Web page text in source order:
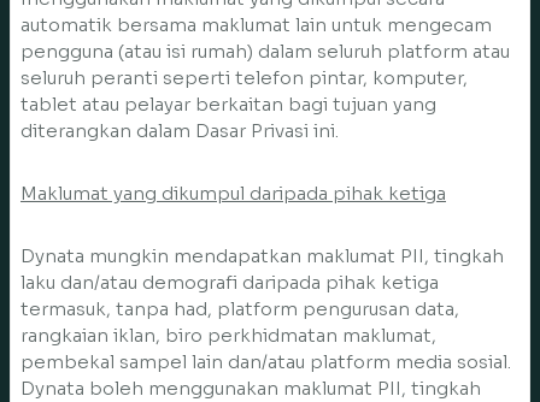
automatik bersama maklumat lain untuk mengecam
pengguna (atau isi rumah) dalam seluruh platform atau
seluruh peranti seperti telefon pintar, komputer,
tablet atau pelayar berkaitan bagi tujuan yang
diterangkan dalam Dasar Privasi ini.
Maklumat yang dikumpul daripada pihak ketiga
Dynata mungkin mendapatkan maklumat PII, tingkah
laku dan/atau demografi daripada pihak ketiga
termasuk, tanpa had, platform pengurusan data,
rangkaian iklan, biro perkhidmatan maklumat,
pembekal sampel lain dan/atau platform media sosial.
Dynata boleh menggunakan maklumat PII, tingkah